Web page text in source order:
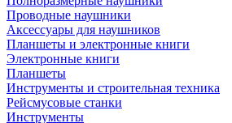
Проводные наушники
Аксессуары для наушников
Планшеты и электронные книги
Электронные книги
Планшеты
Инструменты и строительная техника
Рейсмусовые станки
Инструменты